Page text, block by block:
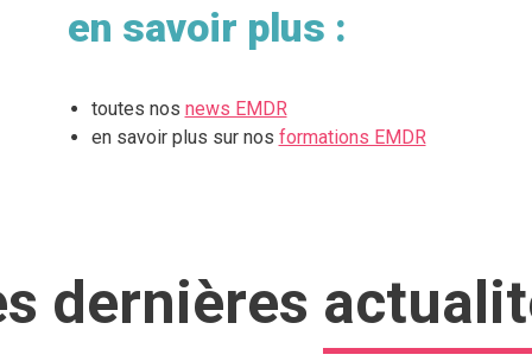
en savoir plus :
toutes nos news EMDR
en savoir plus sur nos formations EMDR
dernières